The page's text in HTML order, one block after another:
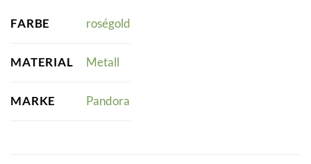
FARBE roségold
MATERIAL Metall
MARKE Pandora